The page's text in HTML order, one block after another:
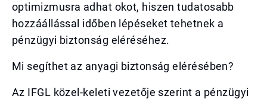
optimizmusra adhat okot, hiszen tudatosabb
hozzáállással időben lépéseket tehetnek a
pénzügyi biztonság eléréséhez.
Mi segíthet az anyagi biztonság elérésében?
Az IFGL közel-keleti vezetője szerint a pénzügyi